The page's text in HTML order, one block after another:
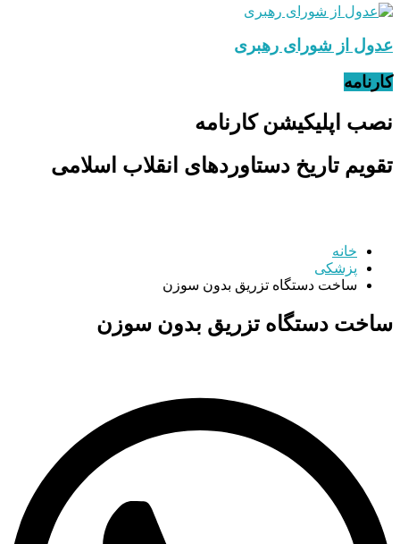
عدول از شورای رهبری
کارنامه
نصب اپلیکیشن کارنامه
تقویم تاریخ دستاوردهای انقلاب اسلامی
خانه
پزشکی
ساخت دستگاه تزریق بدون سوزن
ساخت دستگاه تزریق بدون سوزن